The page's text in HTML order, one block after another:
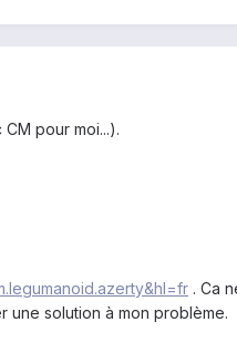
pour moi...).
. Ca
solution à mon problème.